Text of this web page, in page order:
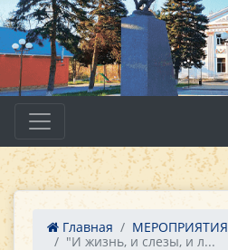
Главная МЕРОПРИЯТИЯ
"И жизнь, и слезы, и л...